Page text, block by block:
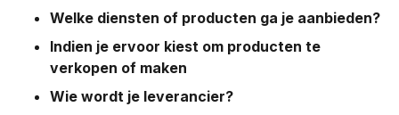
Welke diensten of producten ga je aanbieden?
Indien je ervoor kiest om producten te
verkopen of maken
Wie wordt je leverancier?